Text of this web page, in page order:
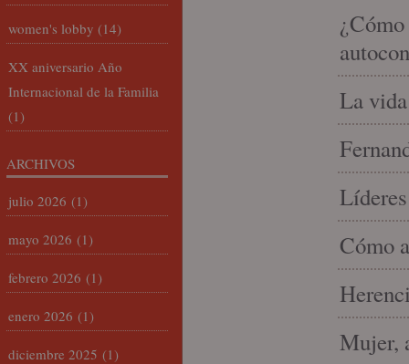
La
Cómo
Mujer,
women's lobby (14)
XX aniversario Año
Internacional de la Familia
(1)
ARCHIVOS
julio 2026 (1)
mayo 2026 (1)
febrero 2026 (1)
enero 2026 (1)
diciembre 2025 (1)